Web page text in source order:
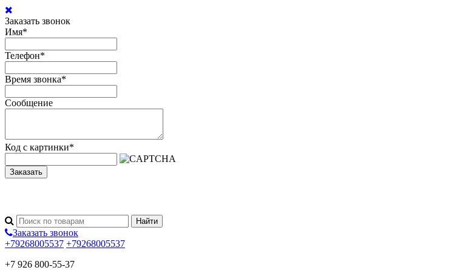
Заказать звонок
Имя*
Телефон*
Время звонка*
Сообщение
Код с картинки*
Заказать
Заказать звонок
+79268005537 +79268005537
+7 926 800-55-37